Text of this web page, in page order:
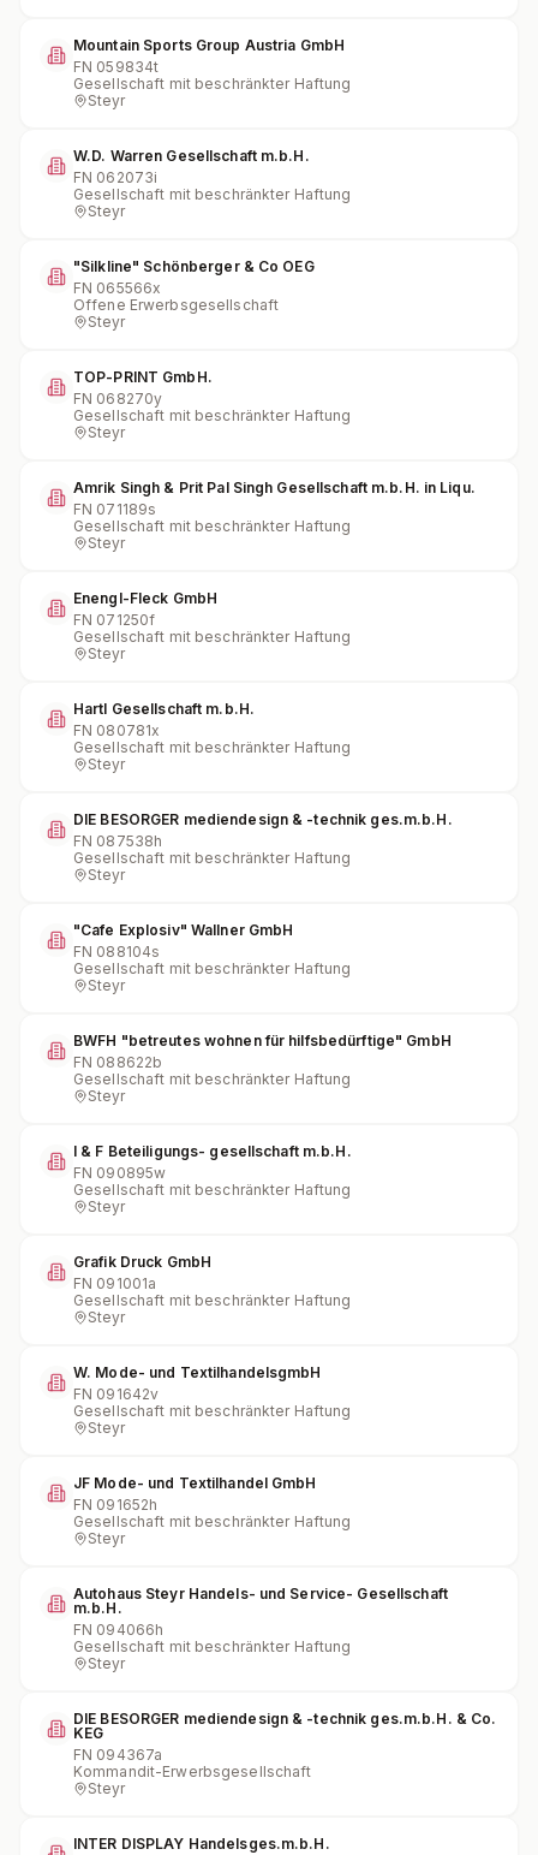
Mountain Sports Group Austria GmbH
FN 059834t
Gesellschaft mit beschränkter Haftung
Steyr
W.D. Warren Gesellschaft m.b.H.
FN 062073i
Gesellschaft mit beschränkter Haftung
Steyr
"Silkline" Schönberger & Co OEG
FN 065566x
Offene Erwerbsgesellschaft
Steyr
TOP-PRINT GmbH.
FN 068270y
Gesellschaft mit beschränkter Haftung
Steyr
Amrik Singh & Prit Pal Singh Gesellschaft m.b.H. in Liqu.
FN 071189s
Gesellschaft mit beschränkter Haftung
Steyr
Enengl-Fleck GmbH
FN 071250f
Gesellschaft mit beschränkter Haftung
Steyr
Hartl Gesellschaft m.b.H.
FN 080781x
Gesellschaft mit beschränkter Haftung
Steyr
DIE BESORGER mediendesign & -technik ges.m.b.H.
FN 087538h
Gesellschaft mit beschränkter Haftung
Steyr
"Cafe Explosiv" Wallner GmbH
FN 088104s
Gesellschaft mit beschränkter Haftung
Steyr
BWFH "betreutes wohnen für hilfsbedürftige" GmbH
FN 088622b
Gesellschaft mit beschränkter Haftung
Steyr
I & F Beteiligungs- gesellschaft m.b.H.
FN 090895w
Gesellschaft mit beschränkter Haftung
Steyr
Grafik Druck GmbH
FN 091001a
Gesellschaft mit beschränkter Haftung
Steyr
W. Mode- und TextilhandelsgmbH
FN 091642v
Gesellschaft mit beschränkter Haftung
Steyr
JF Mode- und Textilhandel GmbH
FN 091652h
Gesellschaft mit beschränkter Haftung
Steyr
Autohaus Steyr Handels- und Service- Gesellschaft
m.b.H.
FN 094066h
Gesellschaft mit beschränkter Haftung
Steyr
DIE BESORGER mediendesign & -technik ges.m.b.H. & Co.
KEG
FN 094367a
Kommandit-Erwerbsgesellschaft
Steyr
INTER DISPLAY Handelsges.m.b.H.